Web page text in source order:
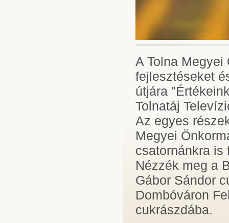
A Tolna
fejlesztéseket
útjára
Tolnatáj
Az egyes
Megyei
csatornánkra is
Nézzék meg a
Gábor Sándor
Dombóváron
cukrászdába.